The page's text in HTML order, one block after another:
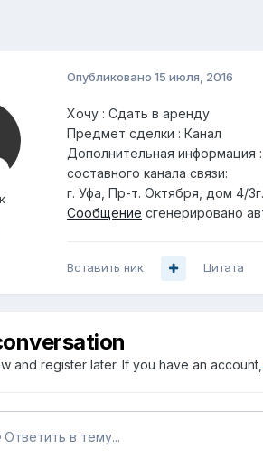
Опубликовано 15 июля, 2016
Хочу : Сдать в аренду
Предмет сделки : Канал
Дополнительная информация
составного канала связи:
г. Уфа, Пр-т. Октября, дом 4/
Сообщение сгенерировано
Вставить ник Цитата
and register later. If you have an account,
Ответить в тему...